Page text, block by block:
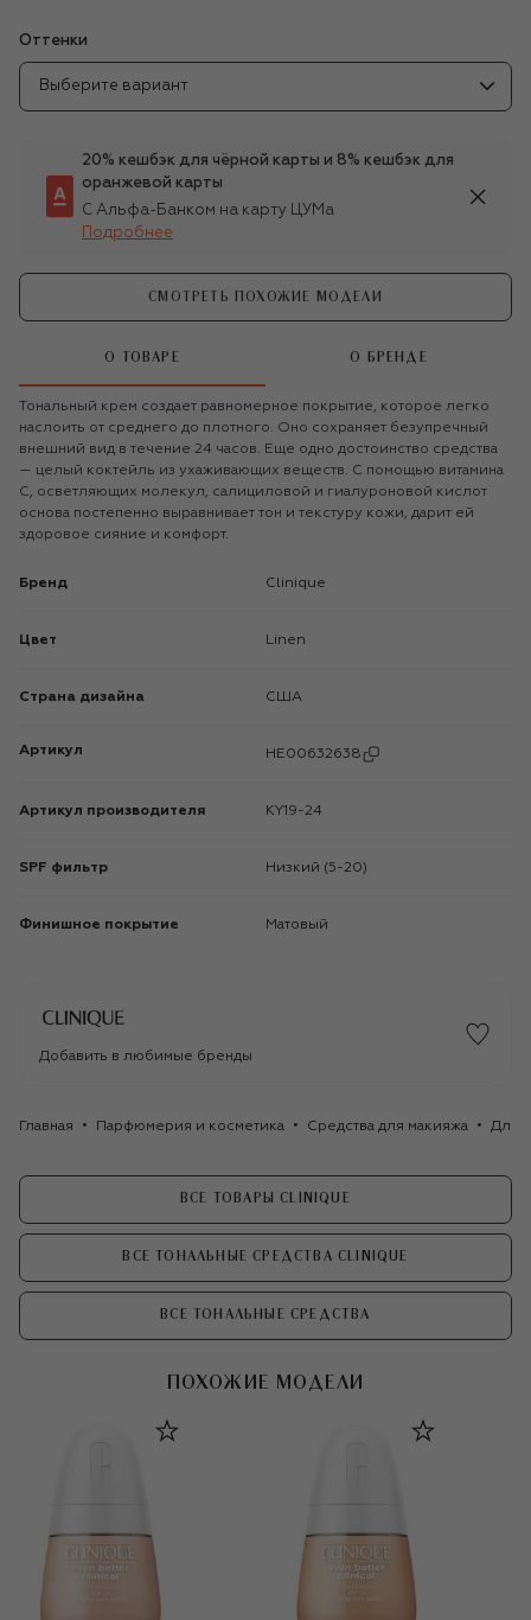
Оттенки
Выберите вариант
20% кешбэк для чёрной карты и 8% кешбэк для
оранжевой карты
С Альфа-Банком на карту ЦУМа
Подробнее
СМОТРЕТЬ ПОХОЖИЕ МОДЕЛИ
О ТОВАРЕ О БРЕНДЕ
Тональный крем создает равномерное покрытие, которое легко
наслоить от среднего до плотного. Оно сохраняет безупречный
внешний вид в течение 24 часов. Еще одно достоинство средства
— целый коктейль из ухаживающих веществ. С помощью витамина
С, осветляющих молекул, салициловой и гиалуроновой кислот
основа постепенно выравнивает тон и текстуру кожи, дарит ей
здоровое сияние и комфорт.
Бренд Clinique
Цвет Linen
Страна дизайна США
Артикул HE00632638
Артикул производителя KY19-24
SPF фильтр Низкий (5-20)
Финишное покрытие Матовый
Добавить в любимые бренды
Главная Парфюмерия и косметика Средства для макияжа Для
ВСЕ ТОВАРЫ CLINIQUE
ВСЕ ТОНАЛЬНЫЕ СРЕДСТВА CLINIQUE
ВСЕ ТОНАЛЬНЫЕ СРЕДСТВА
ПОХОЖИЕ МОДЕЛИ